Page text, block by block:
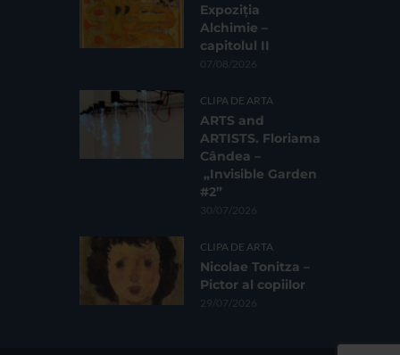
Expoziția
Alchimie –
capitolul II
07/08/2026
CLIPA DE ARTA
ARTS and
ARTISTS. Floriama
Cândea –
„Invisible Garden
#2”
30/07/2026
CLIPA DE ARTA
Nicolae Tonitza –
Pictor al copiilor
29/07/2026